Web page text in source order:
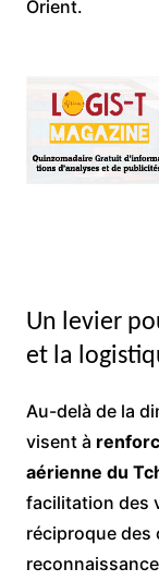
Orient.
Un levier
et la
Au-delà de la
visent à
aérienne du
facilitation des
réciproque des